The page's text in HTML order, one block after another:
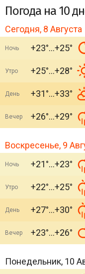
Погода на 10
Сегодня, 8 Августа
Ночь +23° +25°
Утро +25° +28°
День +31° +33°
Вечер +26° +29°
Воскресенье, 9
Ночь +21° +23°
Утро +22° +25°
День +27° +30°
Вечер +23° +26°
Понедельник, 10